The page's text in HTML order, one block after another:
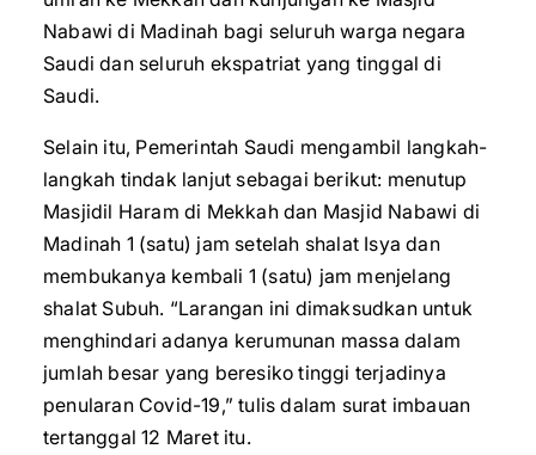
Nabawi di Madinah bagi seluruh warga negara
Saudi dan seluruh ekspatriat yang tinggal di
Saudi.
Selain itu, Pemerintah Saudi mengambil langkah-
langkah tindak lanjut sebagai berikut: menutup
Masjidil Haram di Mekkah dan Masjid Nabawi di
Madinah 1 (satu) jam setelah shalat Isya dan
membukanya kembali 1 (satu) jam menjelang
shalat Subuh. “Larangan ini dimaksudkan untuk
menghindari adanya kerumunan massa dalam
jumlah besar yang beresiko tinggi terjadinya
penularan Covid-19,” tulis dalam surat imbauan
tertanggal 12 Maret itu.